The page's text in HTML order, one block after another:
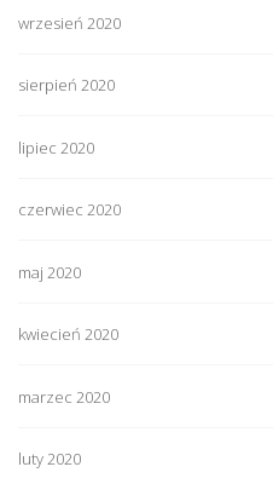
wrzesień 2020
sierpień 2020
lipiec 2020
czerwiec 2020
maj 2020
kwiecień 2020
marzec 2020
luty 2020